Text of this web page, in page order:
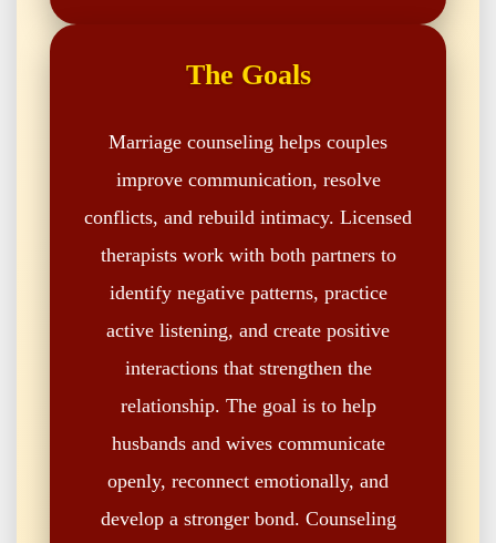
The Goals
Marriage counseling helps couples
improve communication, resolve
conflicts, and rebuild intimacy. Licensed
therapists work with both partners to
identify negative patterns, practice
active listening, and create positive
interactions that strengthen the
relationship. The goal is to help
husbands and wives communicate
openly, reconnect emotionally, and
develop a stronger bond. Counseling